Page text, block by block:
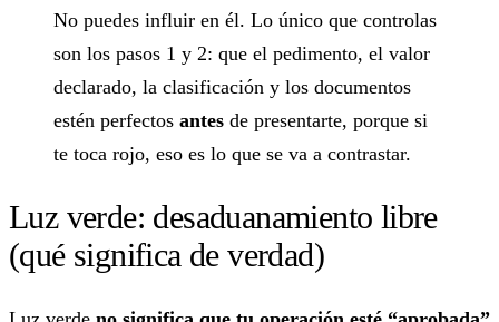
No puedes influir en él. Lo único que controlas
son los pasos 1 y 2: que el pedimento, el valor
declarado, la clasificación y los documentos
estén perfectos antes de presentarte, porque si
te toca rojo, eso es lo que se va a contrastar.
Luz verde: desaduanamiento libre
(qué significa de verdad)